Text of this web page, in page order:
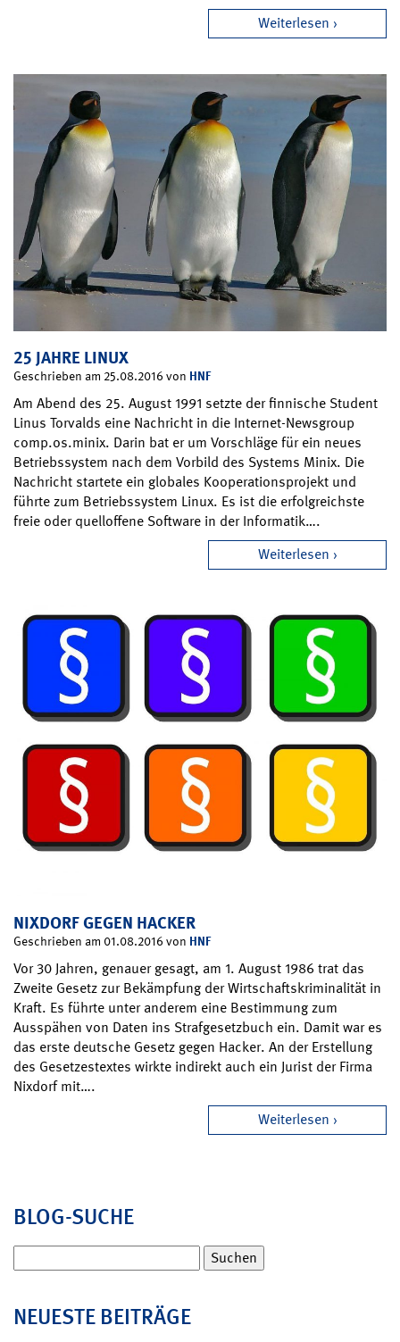
Weiterlesen
25 JAHRE LINUX
Geschrieben am 25.08.2016 von HNF
Am Abend des 25. August 1991 setzte der finnische Student
Linus Torvalds eine Nachricht in die Internet-Newsgroup
comp.os.minix. Darin bat er um Vorschläge für ein neues
Betriebssystem nach dem Vorbild des Systems Minix. Die
Nachricht startete ein globales Kooperationsprojekt und
führte zum Betriebssystem Linux. Es ist die erfolgreichste
freie oder quelloffene Software in der Informatik….
Weiterlesen
NIXDORF GEGEN HACKER
Geschrieben am 01.08.2016 von HNF
Vor 30 Jahren, genauer gesagt, am 1. August 1986 trat das
Zweite Gesetz zur Bekämpfung der Wirtschaftskriminalität in
Kraft. Es führte unter anderem eine Bestimmung zum
Ausspähen von Daten ins Strafgesetzbuch ein. Damit war es
das erste deutsche Gesetz gegen Hacker. An der Erstellung
des Gesetzestextes wirkte indirekt auch ein Jurist der Firma
Nixdorf mit….
Weiterlesen
BLOG-SUCHE
nach:
NEUESTE BEITRÄGE